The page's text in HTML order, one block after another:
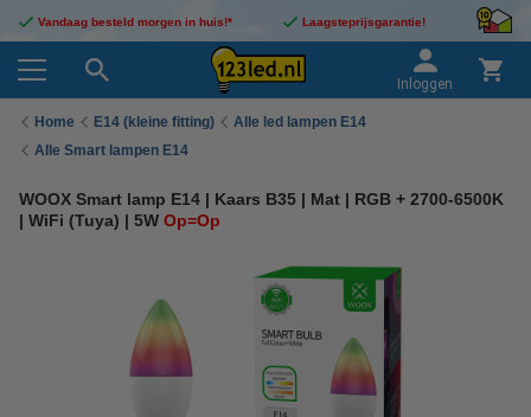
Vandaag besteld morgen in huis!* Laagsteprijsgarantie!
Inloggen
Home E14 (kleine fitting)
Alle led lampen E14
Alle Smart lampen E14
WOOX Smart lamp E14 | Kaars B35 | Mat | RGB + 2700-6500K
| WiFi (Tuya) | 5W Op=Op